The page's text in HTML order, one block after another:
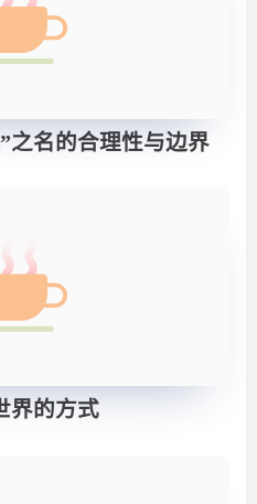
之名的合理性与边界
界的方式